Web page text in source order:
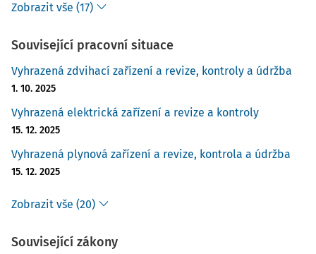
Zobrazit vše (17)
Související pracovní situace
Vyhrazená zdvihací zařízení a revize, kontroly a údržba
1. 10. 2025
Vyhrazená elektrická zařízení a revize a kontroly
15. 12. 2025
Vyhrazená plynová zařízení a revize, kontrola a údržba
15. 12. 2025
Zobrazit vše (20)
Související zákony